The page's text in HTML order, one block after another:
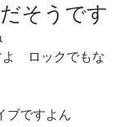
そうです
　ロックでもな
ブですよん